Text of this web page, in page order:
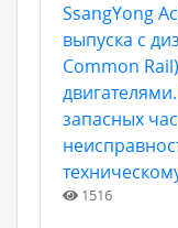
SsangYong
выпуска с
Common
запасных
1516